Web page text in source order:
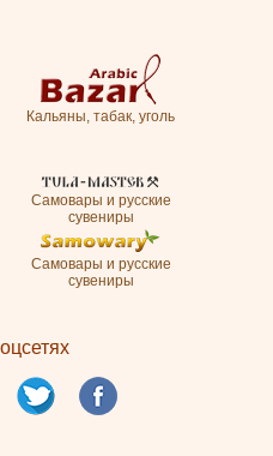
Кальяны, табак, уголь
Самовары и русские
сувениры
Самовары и русские
сувениры